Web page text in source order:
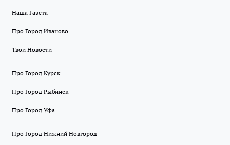
Наша Газета
Про Город Иваново
Твои Новости
Про Город Курск
Про Город Рыбинск
Про Город Уфа
Про Город Нижний Новгород